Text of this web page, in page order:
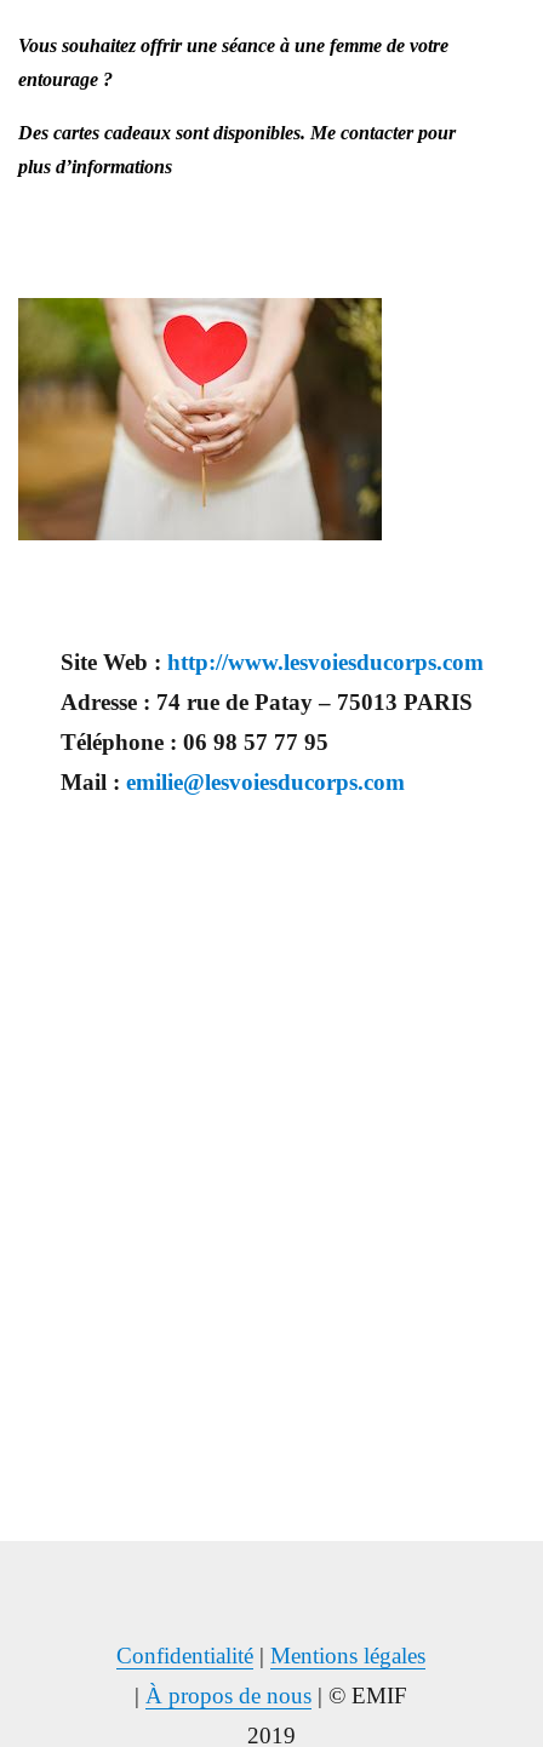
Vous souhaitez offrir une séance à une femme de votre
entourage ?
Des cartes cadeaux sont disponibles. Me contacter pour
plus d’informations
Site Web : http://www.lesvoiesducorps.com
Adresse : 74 rue de Patay – 75013 PARIS
Téléphone : 06 98 57 77 95
Mail : emilie@lesvoiesducorps.com
Confidentialité |Mentions légales
|À propos de nous | © EMIF
2019